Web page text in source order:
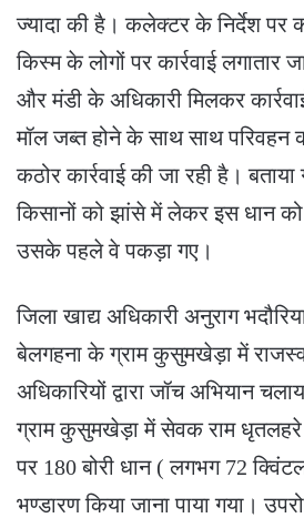
ज्यादा की है। कलेक्टर के निर्देश पर
किस्म के लोगों पर कार्रवाई लगातार
और मंडी के अधिकारी मिलकर
मॉल जब्त होने के साथ साथ परिवहन
कठोर कार्रवाई की जा रही है।
किसानों को झांसे में लेकर इस धान
उसके पहले वे पकड़ा गए।
जिला खाद्य अधिकारी अनुराग
बेलगहना के ग्राम कुसुमखेड़ा में
अधिकारियों द्वारा जॉच अभियान
ग्राम कुसुमखेड़ा में सेवक राम धृतलहरे
पर 180 बोरी धान ( लगभग 72
भण्डारण किया जाना पाया गया।